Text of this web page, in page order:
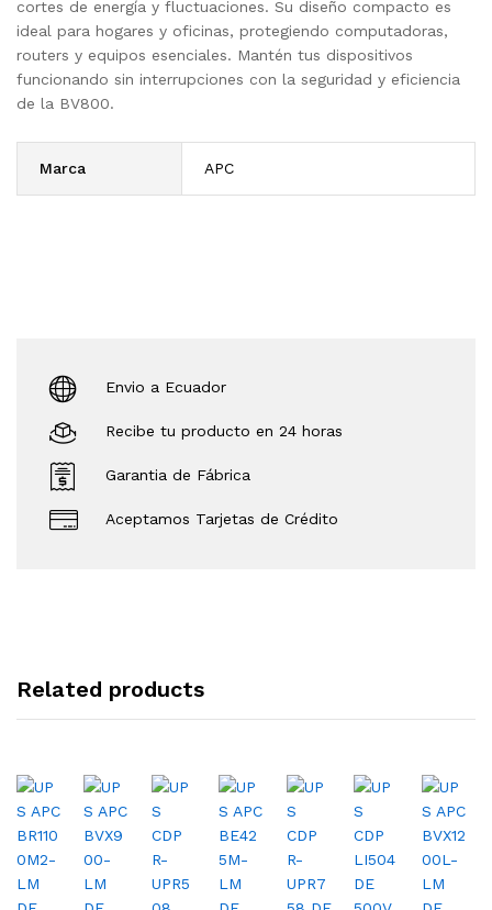
cortes de energía y fluctuaciones. Su diseño compacto es
ideal para hogares y oficinas, protegiendo computadoras,
routers y equipos esenciales. Mantén tus dispositivos
funcionando sin interrupciones con la seguridad y eficiencia
de la BV800.
Marca APC
Envio a Ecuador
Recibe tu producto en 24 horas
Garantia de Fábrica
Aceptamos Tarjetas de Crédito
Related products